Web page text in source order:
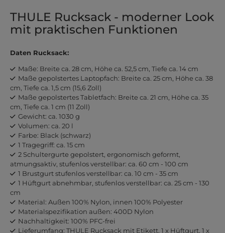
THULE Rucksack - moderner Look
mit praktischen Funktionen
Daten Rucksack:
Maße: Breite ca. 28 cm, Höhe ca. 52,5 cm, Tiefe ca. 14 cm
Maße gepolstertes Laptopfach: Breite ca. 25 cm, Höhe ca. 38
cm, Tiefe ca. 1,5 cm (15,6 Zoll)
Maße gepolstertes Tabletfach: Breite ca. 21 cm, Höhe ca. 35
cm, Tiefe ca. 1 cm (11 Zoll)
Gewicht: ca. 1030 g
Volumen: ca. 20 l
Farbe: Black (schwarz)
1 Tragegriff: ca. 15 cm
2 Schultergurte gepolstert, ergonomisch geformt,
atmungsaktiv, stufenlos verstellbar: ca. 60 cm - 100 cm
1 Brustgurt stufenlos verstellbar: ca. 10 cm - 35 cm
1 Hüftgurt abnehmbar, stufenlos verstellbar: ca. 25 cm - 130
cm
Material: Außen 100% Nylon, innen 100% Polyester
Materialspezifikation außen: 400D Nylon
Nachhaltigkeit: 100% PFC-frei
Lieferumfang: THULE Rucksack mit Etikett, 1 x Hüftgurt, 1 x